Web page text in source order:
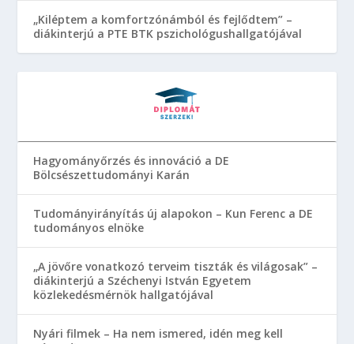
„Kiléptem a komfortzónámból és fejlődtem” –
diákinterjú a PTE BTK pszichológushallgatójával
Hagyományőrzés és innováció a DE
Bölcsészettudományi Karán
Tudományirányítás új alapokon – Kun Ferenc a DE
tudományos elnöke
„A jövőre vonatkozó terveim tiszták és világosak” –
diákinterjú a Széchenyi István Egyetem
közlekedésmérnök hallgatójával
Nyári filmek – Ha nem ismered, idén meg kell